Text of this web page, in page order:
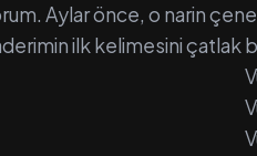
Aylar önce, o narin
ilk kelimesini çatlak